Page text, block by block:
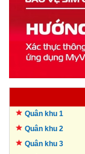
Quân khu 1
Quân khu 2
Quân khu 3